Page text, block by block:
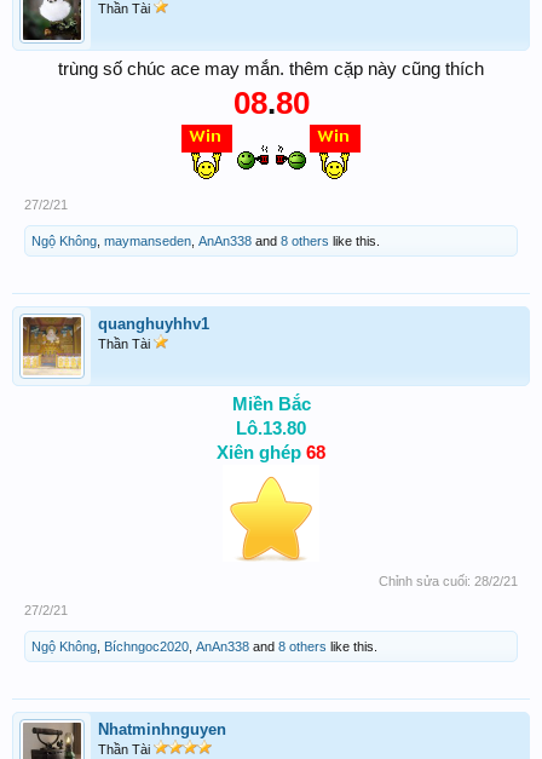
Thần Tài
trùng số chúc ace may mắn. thêm cặp này cũng thích
08.80
27/2/21
Ngộ Không maymanseden AnAn338 and 8 others like this.
quanghuyhhv1
Thần Tài
Miền Bắc
Lô.13.80
Xiên ghép 68
Chỉnh sửa cuối: 28/2/21
27/2/21
Ngộ Không Bíchngoc2020 AnAn338 and 8 others like this.
Nhatminhnguyen
Thần Tài